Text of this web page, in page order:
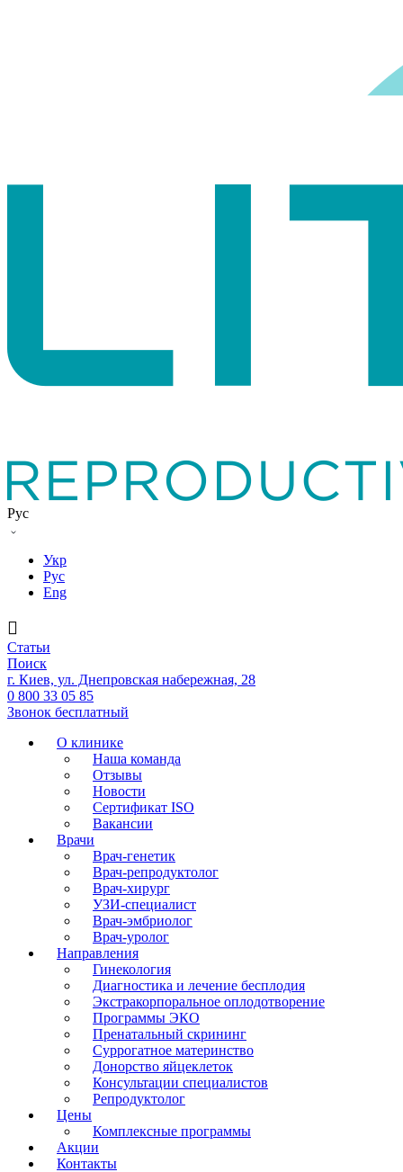
Рус
Укр
Рус
Eng
Статьи
Поиск
г. Киев, ул. Днепровская набережная, 28
0 800 33 05 85
Звонок бесплатный
О клинике
Наша команда
Отзывы
Новости
Сертификат ISO
Вакансии
Врачи
Врач-генетик
Врач-репродуктолог
Врач-хирург
УЗИ-специалист
Врач-эмбриолог
Врач-уролог
Направления
Гинекология
Диагностика и лечение бесплодия
Экстракорпоральное оплодотворение
Программы ЭКО
Пренатальный скрининг
Суррогатное материнство
Донорство яйцеклеток
Консультации специалистов
Репродуктолог
Цены
Комплексные программы
Акции
Контакты